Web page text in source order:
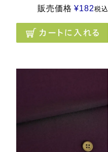
販売価格 ¥182税込